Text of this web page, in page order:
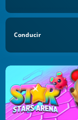
Conducir